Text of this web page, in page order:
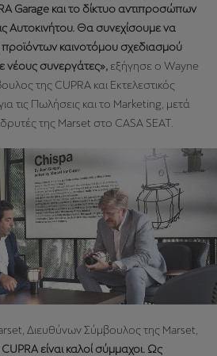
Garage και το δίκτυο αντιπροσώπων
Αυτοκινήτου. Θα συνεχίσουμε να
καινοτόμου σχεδιασμού
νέους συνεργάτες», εξήγησε ο Wayne
της CUPRA και Εκτελεστικός
τις Πωλήσεις και το Marketing, μετά
της Marset στο CASA SEAT.
Διευθύνων Σύμβουλος της Marset,
είναι καλοί σύμμαχοι. Ως